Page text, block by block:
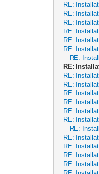
RE:
RE:
RE:
RE:
RE:
RE:
RE:
RE:
RE:
RE:
RE:
RE:
RE:
RE:
RE:
RE:
RE:
RE:
RE: